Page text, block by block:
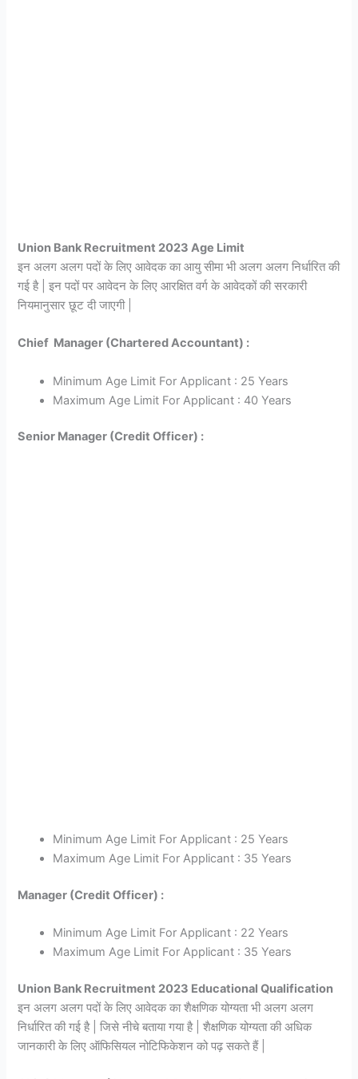
Union Bank Recruitment 2023 Age Limit
इन अलग अलग पदों के लिए आवेदक का आयु सीमा भी अलग अलग निर्धारित की
गई है | इन पदों पर आवेदन के लिए आरक्षित वर्ग के आवेदकों की सरकारी
नियमानुसार छूट दी जाएगी |
Chief Manager (Chartered Accountant) :
Minimum Age Limit For Applicant : 25 Years
Maximum Age Limit For Applicant : 40 Years
Senior Manager (Credit Officer) :
Minimum Age Limit For Applicant : 25 Years
Maximum Age Limit For Applicant : 35 Years
Manager (Credit Officer) :
Minimum Age Limit For Applicant : 22 Years
Maximum Age Limit For Applicant : 35 Years
Union Bank Recruitment 2023 Educational Qualification
इन अलग अलग पदों के लिए आवेदक का शैक्षणिक योग्यता भी अलग अलग
निर्धारित की गई है | जिसे नीचे बताया गया है | शैक्षणिक योग्यता की अधिक
जानकारी के लिए ऑफिसियल नोटिफिकेशन को पढ़ सकते हैं |